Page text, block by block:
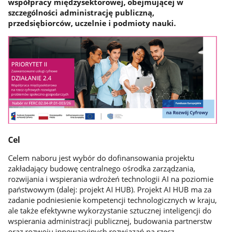
współpracy międzysektorowej, obejmującej w
szczególności administrację publiczną,
przedsiębiorców, uczelnie i podmioty nauki.
Cel
Celem naboru jest wybór do dofinansowania projektu
zakładający budowę centralnego ośrodka zarządzania,
rozwijania i wspierania wdrożeń technologii AI na poziomie
państwowym (dalej: projekt AI HUB). Projekt AI HUB ma za
zadanie podniesienie kompetencji technologicznych w kraju,
ale także efektywne wykorzystanie sztucznej inteligencji do
wspierania administracji publicznej, budowania partnerstw